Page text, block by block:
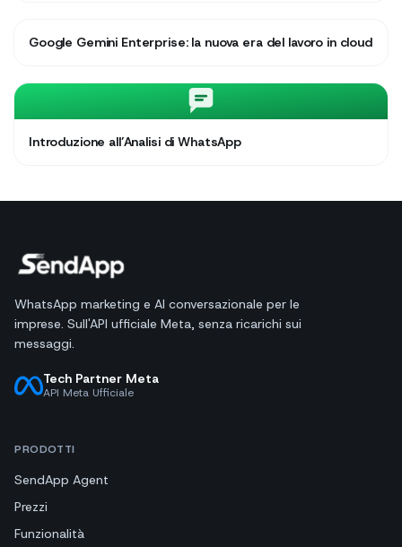
Google Gemini Enterprise: la nuova era del lavoro in cloud
Introduzione all’Analisi di WhatsApp
WhatsApp marketing e AI conversazionale per le
imprese. Sull'API ufficiale Meta, senza ricarichi sui
messaggi.
Tech Partner Meta
API Meta Ufficiale
PRODOTTI
SendApp Agent
Prezzi
Funzionalità